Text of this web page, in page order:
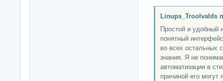
Linups_Troolvalds
Простой и удобный
понятный
во всех остальных
знания. Я не
автоматизации в
причиной его